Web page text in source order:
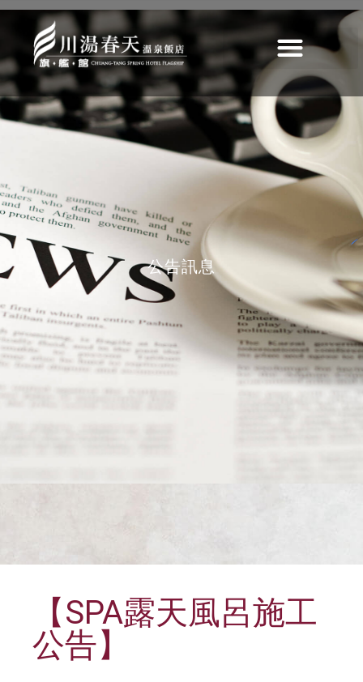
施工公告
施工公告
> 最新消息 > 歷史 【SPA露天風呂施工公告】
公告訊息
【SPA露天風呂施工
公告】